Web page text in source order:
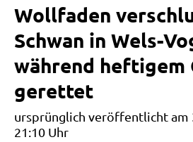
Wollfaden
Schwan in Wels-
während heftigem
gerettet
ursprünglich veröffentlicht am
21:10 Uhr